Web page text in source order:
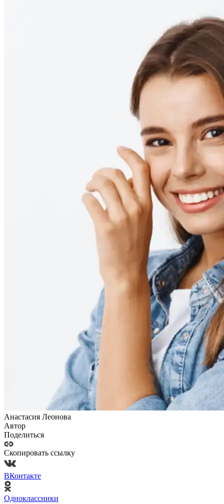
Анастасия Леонова
Автор
Поделиться
Скопировать ссылку
ВКонтакте
Одноклассники